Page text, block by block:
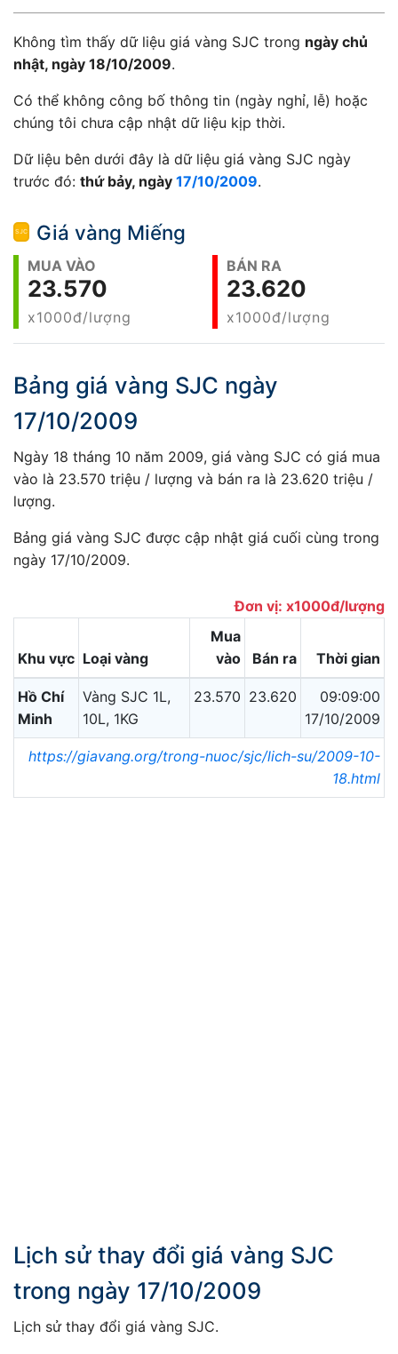
Không tìm thấy dữ liệu giá vàng SJC trong ngày chủ
nhật, ngày 18/10/2009.
Có thể không công bố thông tin (ngày nghỉ, lễ) hoặc
chúng tôi chưa cập nhật dữ liệu kịp thời.
Dữ liệu bên dưới đây là dữ liệu giá vàng SJC ngày
trước đó: thứ bảy, ngày 17/10/2009.
Giá vàng Miếng
MUA VÀO
23.570
x1000đ/lượng
BÁN RA
23.620
x1000đ/lượng
Bảng giá vàng SJC ngày
17/10/2009
Ngày 18 tháng 10 năm 2009, giá vàng SJC có giá mua
vào là 23.570 triệu / lượng và bán ra là 23.620 triệu /
lượng.
Bảng giá vàng SJC được cập nhật giá cuối cùng trong
ngày 17/10/2009.
Đơn vị: x1000đ/lượng
Khu vực Loại vàng
Mua
vào
Bán ra Thời gian
Hồ Chí
Minh
Vàng SJC 1L,
10L, 1KG
23.570 23.620
09:09:00
17/10/2009
https://giavang.org/trong-nuoc/sjc/lich-su/2009-10-
18.html
Lịch sử thay đổi giá vàng SJC
trong ngày 17/10/2009
Lịch sử thay đổi giá vàng SJC.